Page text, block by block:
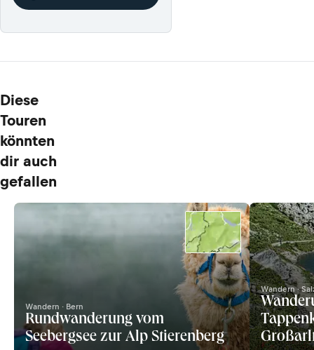
Diese
Touren
könnten
dir auch
gefallen
Wandern · Bern
Rundwanderung vom
Seebergsee zur Alp Stierenberg
Wandern ·